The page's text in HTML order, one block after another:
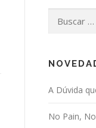
A Dúvida
No Pain,